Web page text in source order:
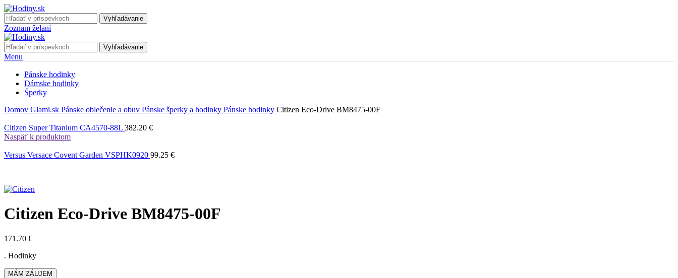
Vyhľadávanie
Zoznam želaní
Vyhľadávanie
Menu
Pánske hodinky
Dámske hodinky
Šperky
Domov Glami.sk Pánske oblečenie a obuv Pánske šperky a hodinky Pánske hodinky Citizen Eco-Drive BM8475-00F
Citizen Super Titanium CA4570-88L 382.20 €
Naspäť k produktom
Versus Versace Covent Garden VSPHK0920 99.25 €
Citizen Eco-Drive BM8475-00F
171.70 €
. Hodinky
MÁM ZÁUJEM